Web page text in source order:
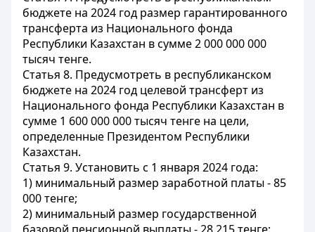
бюджете на 2024 год размер гарантированного
трансферта из Национального фонда
Республики Казахстан в сумме 2 000 000 000
тысяч тенге.
Статья 8. Предусмотреть в республиканском
бюджете на 2024 год целевой трансферт из
Национального фонда Республики Казахстан в
сумме 1 600 000 000 тысяч тенге на цели,
определенные Президентом Республики
Казахстан.
Статья 9. Установить с 1 января 2024 года:
1) минимальный размер заработной платы - 85
000 тенге;
2) минимальный размер государственной